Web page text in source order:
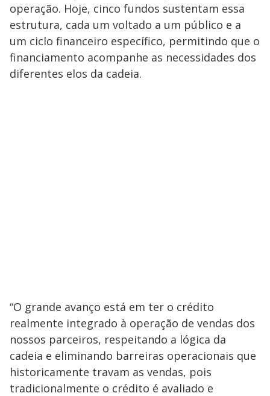
operação. Hoje, cinco fundos sustentam essa
estrutura, cada um voltado a um público e a
um ciclo financeiro específico, permitindo que o
financiamento acompanhe as necessidades dos
diferentes elos da cadeia.
“O grande avanço está em ter o crédito
realmente integrado à operação de vendas dos
nossos parceiros, respeitando a lógica da
cadeia e eliminando barreiras operacionais que
historicamente travam as vendas, pois
tradicionalmente o crédito é avaliado e